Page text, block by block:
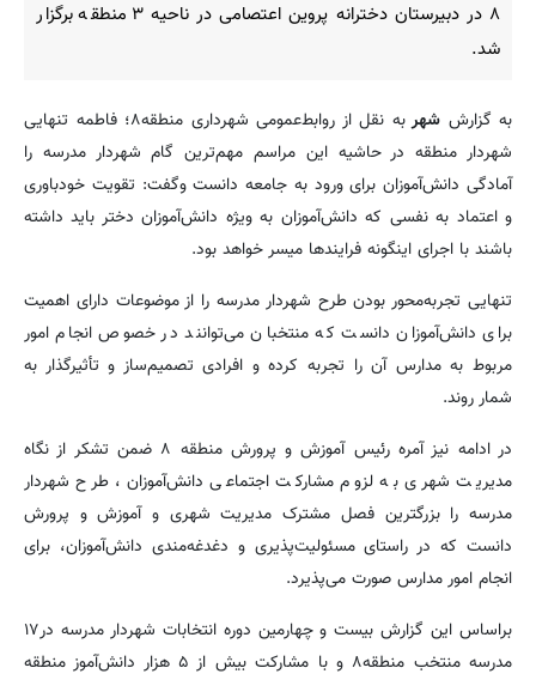
۸ در دبیرستان دخترانه پروین اعتصامی در ناحیه ۳ منطقه برگزار
شد.
به گزارش شهر
به نقل از روابط‌عمومی شهرداری منطقه۸؛ فاطمه تنهایی
شهردار منطقه در حاشیه این مراسم مهم‌ترین گام شهردار مدرسه را
آمادگی دانش‌آموزان برای ورود به جامعه دانست وگفت: تقویت خودباوری
و اعتماد به نفسی که دانش‌آموزان به ویژه دانش‌آموزان دختر باید داشته
باشند با اجرای اینگونه فرایندها میسر خواهد بود.
تنهایی تجربه‌محور بودن طرح شهردار مدرسه را از موضوعات دارای اهمیت
برای دانش‌آموزان دانست که منتخبان می‌توانند در خصوص انجام امور
مربوط به مدارس آن را تجربه کرده و افرادی تصمیم‌ساز و تأثیرگذار به
شمار روند.
در ادامه نیز آمره رئیس آموزش و پرورش منطقه ۸ ضمن تشکر از نگاه
مدیریت شهری به لزوم مشارکت اجتماعی دانش‌آموزان، طرح شهردار
مدرسه را بزرگترین فصل مشترک مدیریت شهری و آموزش و پرورش
دانست که در راستای مسئولیت‌پذیری و دغدغه‌مندی دانش‌آموزان، برای
انجام امور مدارس صورت می‌پذیرد.
براساس این گزارش بیست و چهارمین دوره انتخابات شهردار مدرسه در۱۷
مدرسه منتخب منطقه۸ و با مشارکت بیش از ۵ هزار دانش‌آموز منطقه